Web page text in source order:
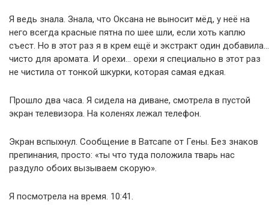
Я ведь знала. Знала, что Оксана не выносит мёд, у неё на
него всегда красные пятна по шее шли, если хоть каплю
съест. Но в этот раз я в крем ещё и экстракт один добавила…
чисто для аромата. И орехи… орехи я специально в этот раз
не чистила от тонкой шкурки, которая самая едкая.
Прошло два часа. Я сидела на диване, смотрела в пустой
экран телевизора. На коленях лежал телефон.
Экран вспыхнул. Сообщение в Ватсапе от Гены. Без знаков
препинания, просто: «ты что туда положила тварь нас
раздуло обоих вызываем скорую».
Я посмотрела на время. 10:41.